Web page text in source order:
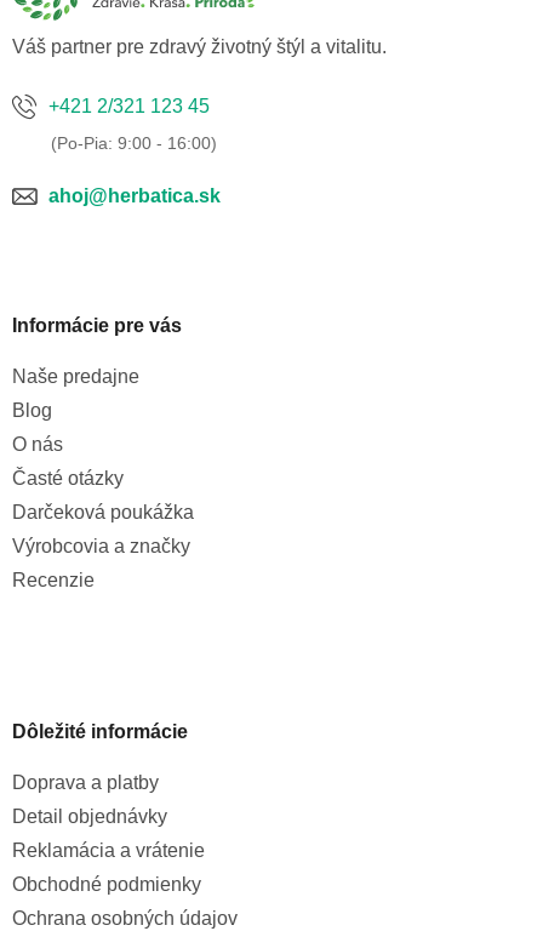
Váš partner pre zdravý životný štýl a vitalitu.
+421 2/321 123 45
ahoj@herbatica.sk
Informácie pre vás
Naše predajne
Blog
O nás
Časté otázky
Darčeková poukážka
Výrobcovia a značky
Recenzie
Dôležité informácie
Doprava a platby
Detail objednávky
Reklamácia a vrátenie
Obchodné podmienky
Ochrana osobných údajov